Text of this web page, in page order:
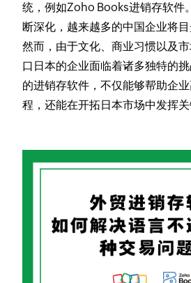
统，例如Zoho Books进销存软件
断深化，越来越多的中国企业将目
然而，由于文化、商业习惯以及
口日本的企业面临着诸多独特的
的进销存软件，不仅能够帮助企
程，还能在开拓日本市场中发挥关